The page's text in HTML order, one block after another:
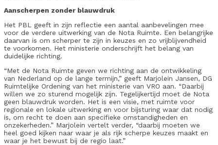
Aanscherpen zonder blauwdruk
Het PBL geeft in zijn reflectie een aantal aanbevelingen mee
voor de verdere uitwerking van de Nota Ruimte. Een belangrijke
daarvan is om scherper te zijn in keuzes en zo vrijblijvendheid
te voorkomen. Het ministerie onderschrijft het belang van
duidelijke richting.
“Met de Nota Ruimte geven we richting aan de ontwikkeling
van Nederland op de lange termijn,” geeft Marjolein Jansen, DG
Ruimtelijke Ordening van het ministerie van VRO aan. “Daarbij
willen we zo sturend mogelijk zijn. Tegelijkertijd moet de Nota
geen blauwdruk worden. Het is een visie, met ruimte voor
regionale en lokale uitwerking en voor bijsturing waar dat nodig
is, om recht te doen aan specifieke omstandigheden en
onzekerheden.” Marjolein vertelt verder, “daarbij moeten we
heel goed kijken naar waar je als rijk scherpe keuzes maakt en
waar je het bewust bij de regio laat.”